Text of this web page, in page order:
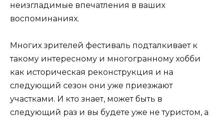
неизгладимые впечатления в ваших
воспоминаниях.
Многих зрителей фестиваль подталкивает к
такому интересному и многогранному хобби
как историческая реконструкция и на
следующий сезон они уже приезжают
участками. И кто знает, может быть в
следующий раз и вы будете уже не туристом, а